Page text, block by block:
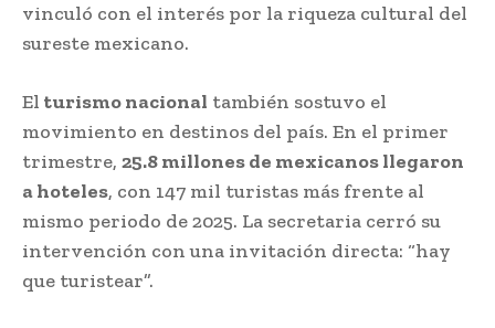
vinculó con el interés por la riqueza cultural del
sureste mexicano.
El turismo nacional también sostuvo el
movimiento en destinos del país. En el primer
trimestre, 25.8 millones de mexicanos llegaron
a hoteles, con 147 mil turistas más frente al
mismo periodo de 2025. La secretaria cerró su
intervención con una invitación directa: “hay
que turistear”.